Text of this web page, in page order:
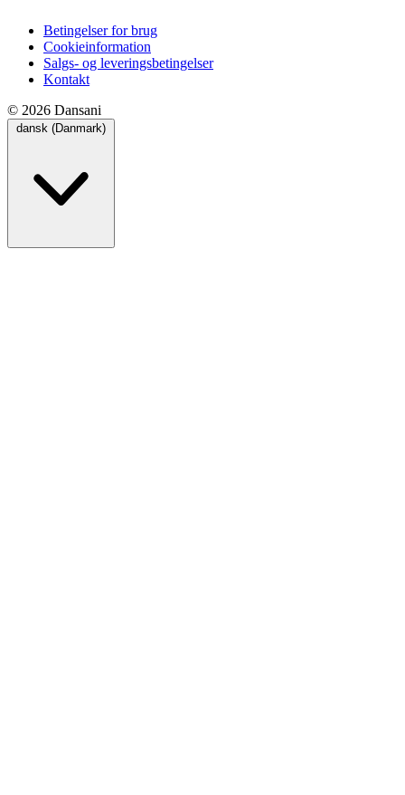
Betingelser for brug
Cookieinformation
Salgs- og leveringsbetingelser
Kontakt
© 2026 Dansani
dansk (Danmark)